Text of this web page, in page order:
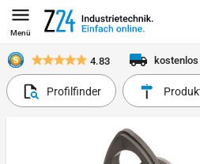
Menü
4.83 kostenlos
Profilfinder